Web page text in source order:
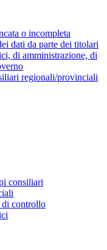
o incompleta
dati da parte dei titolari
di amministrazione, di
regionali/provinciali
consiliari
controllo